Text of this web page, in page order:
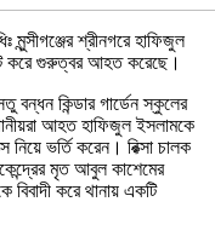
মুন্সীগঞ্জের শ্রীনগরে হাফিজুল
করে গুরুত্বর আহত করেছে।
বন্ধন কিন্ডার গার্ডেন স্কুলের
আহত হাফিজুল ইসলামকে
ভর্তি করেন। রিক্সা চালক
মৃত আবুল কাশেমের
বিবাদী করে থানায় একটি